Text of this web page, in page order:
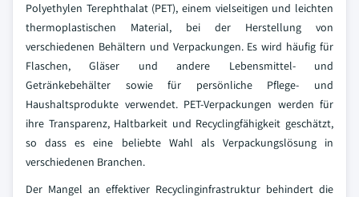
Polyethylen Terephthalat (PET), einem vielseitigen und leichten
thermoplastischen Material, bei der Herstellung von
verschiedenen Behältern und Verpackungen. Es wird häufig für
Flaschen, Gläser und andere Lebensmittel- und
Getränkebehälter sowie für persönliche Pflege- und
Haushaltsprodukte verwendet. PET-Verpackungen werden für
ihre Transparenz, Haltbarkeit und Recyclingfähigkeit geschätzt,
so dass es eine beliebte Wahl als Verpackungslösung in
verschiedenen Branchen.
Der Mangel an effektiver Recyclinginfrastruktur behindert die